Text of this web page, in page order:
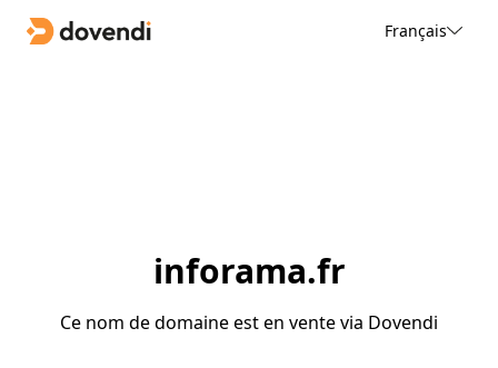
Français
inforama.fr
Ce nom de domaine est en vente via Dovendi